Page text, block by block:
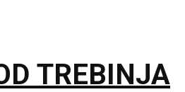
TREBINJA